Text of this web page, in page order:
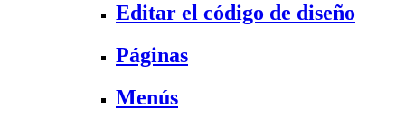
Editar el código de diseño
Páginas
Menús